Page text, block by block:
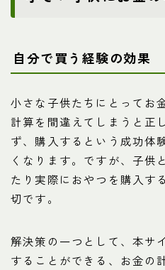
自分で買う経験の効果
小さな子供たちにとってお
計算を間違えてしまうと正
ず、購入するという成功体
くなります。ですが、子供
たり実際におやつを購入す
切です。
解決策の一つとして、本サ
することができる、お金の